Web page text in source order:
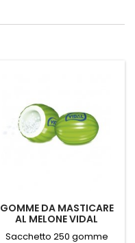
GOMME DA MASTICARE
AL MELONE VIDAL
Sacchetto 250 gomme